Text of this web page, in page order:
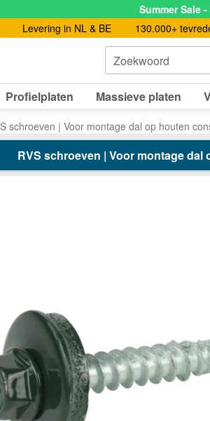
Summer Sale
Levering in NL & BE 130.000+
Zoekwoord
Profielplaten Massieve platen
schroeven | Voor montage dal op houten
RVS schroeven | Voor montage